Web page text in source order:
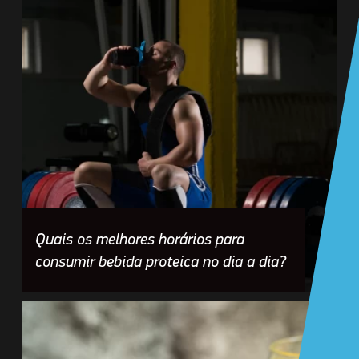
Quais os melhores horários para
consumir bebida proteica no dia a dia?